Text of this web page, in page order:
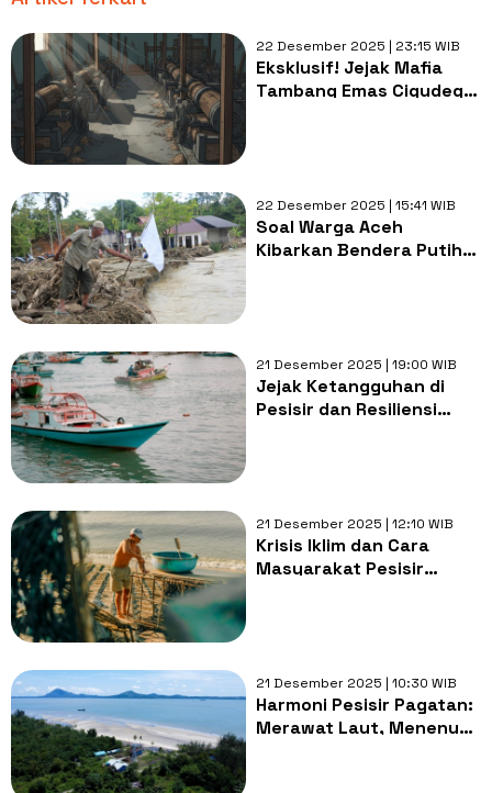
22 Desember 2025 | 23:15 WIB
Eksklusif! Jejak Mafia
Tambang Emas Cigudeg:
22 Desember 2025 | 15:41 WIB
Soal Warga Aceh
Kibarkan Bendera Putih,
21 Desember 2025 | 19:00 WIB
Jejak Ketangguhan di
Pesisir dan Resiliensi
21 Desember 2025 | 12:10 WIB
Krisis Iklim dan Cara
Masyarakat Pesisir
21 Desember 2025 | 10:30 WIB
Harmoni Pesisir Pagatan:
Merawat Laut, Menenun